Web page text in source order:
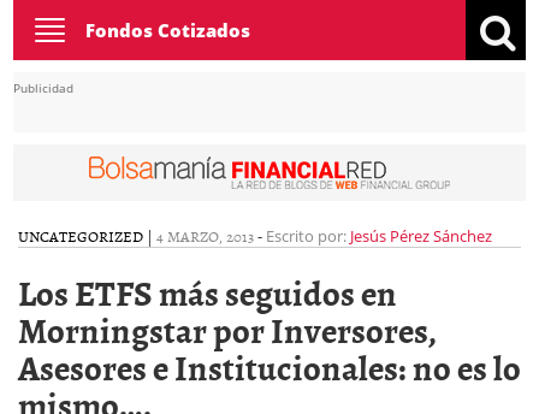
Toggle
navigation
Fondos Cotizados
Publicidad
UNCATEGORIZED | 4 MARZO, 2013- Escrito por: Jesús Pérez Sánchez
Los ETFS más seguidos en
Morningstar por Inversores,
Asesores e Institucionales: no es lo